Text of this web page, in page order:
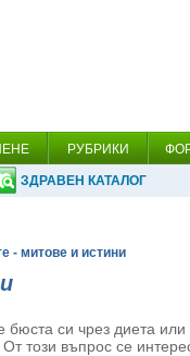
РУБРИКИ
ЗДРАВЕН КАТАЛОГ
- митове и истини
си чрез диета или
този въпрос се